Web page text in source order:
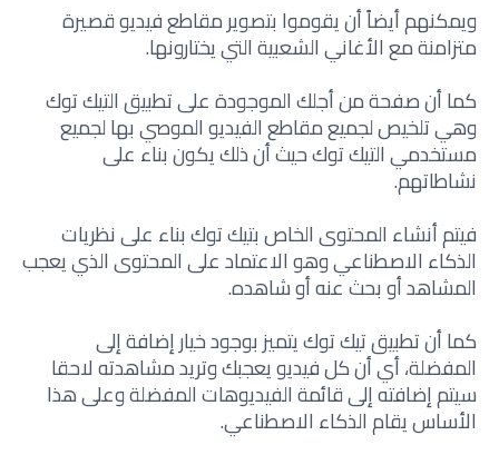
ويمكنهم أيضاً أن يقوموا بتصوير مقاطع فيديو قصيرة
متزامنة مع الأغاني الشعبية التي يختارونها.
كما أن صفحة من أجلك الموجودة على تطبيق التيك توك
وهي تلخيص لجميع مقاطع الفيديو الموصي بها لجميع
مستخدمي التيك توك حيث أن ذلك يكون بناء على
نشاطاتهم.
فيتم أنشاء المحتوى الخاص بتيك توك بناء على نظريات
الذكاء الاصطناعي وهو الاعتماد على المحتوى الذي يعجب
المشاهد أو بحث عنه أو شاهده.
كما أن تطبيق تيك توك يتميز بوجود خيار إضافة إلى
المفضلة، أي أن كل فيديو يعجبك وتريد مشاهدته لاحقا
سيتم إضافته إلى قائمة الفيديوهات المفضلة وعلى هذا
الأساس يقام الذكاء الاصطناعي.